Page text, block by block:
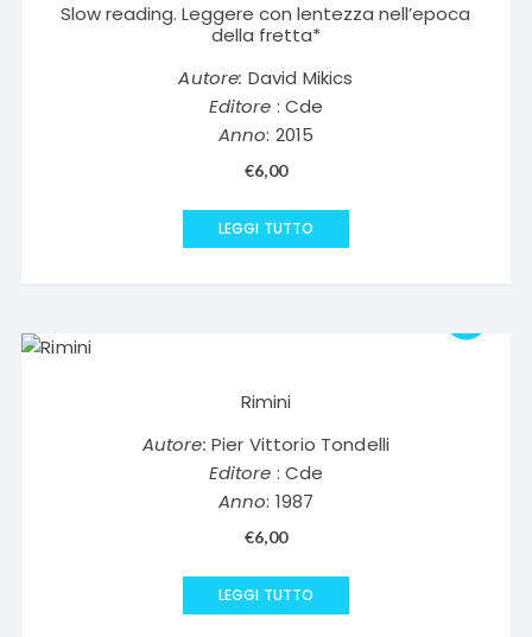
Slow reading. Leggere con lentezza nell’epoca
della fretta*
Autore: David Mikics
Editore : Cde
Anno: 2015
€6,00
LEGGI TUTTO
Rimini
Autore: Pier Vittorio Tondelli
Editore : Cde
Anno: 1987
€6,00
LEGGI TUTTO